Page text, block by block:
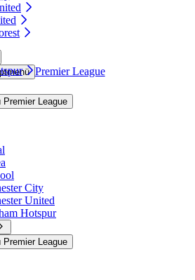
Premier League
League
City
United
Hotspur
League